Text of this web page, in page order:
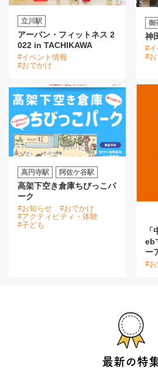
最新の特
立川駅
アーバン・フィットネス 2
022 in TACHIKAWA
#イベント情報
#おでかけ
御
神
#
#
高円寺駅 阿佐ケ谷駅
高架下空き倉庫ちびっこパ
ーク
#お知らせ
#おでかけ
#アクティビティ・体験
#子ども
eb
ー
#